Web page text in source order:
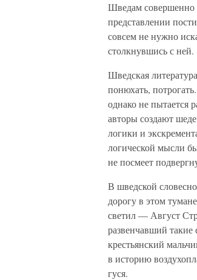
Шведам совершенно
представлении
совсем не нужно
столкнувшись с ней.
Шведская
понюхать,
однако не
авторы создают
логики и
логической мысли
не посмеет
В шведской
дорогу в этом
светил — Август
развенчавший
крестьянский
в историю
гуся.